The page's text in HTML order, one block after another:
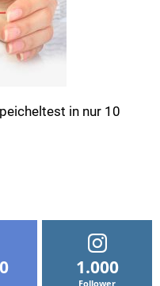
in nur 10
1.000
Follower